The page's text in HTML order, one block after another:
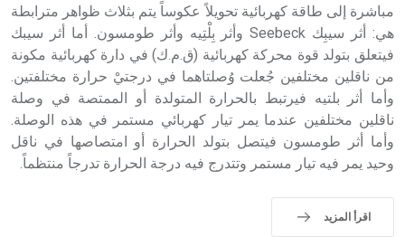
الملوك الذين حكموا مدينة إديسا (الرها) من أبجر الأول وحتى
التاسع، وهم ينتسبون إلى أسرة أوسروين
- هل تعلم أن الأبجدية الكنعانية تتألف من /22/ علامة كتابية
sign تكتب منفصلة غير متصلة، وتعتمد المبدأ الأكوروفوني،
حيث تقتصر القيمة الصوتية للعلامة الك
مباشرة إلى طاقة كهربائية تحويلاً عكوساً يتم بثلاث ظواهر مترابطة
هي: أثر سيبِك Seebeck وأثر بِلْتِيه وأثر طومسون. أما أثر سيبك
فيتعلق بتولد قوة محركة كهربائية (ق.م.ك) في دارة كهربائية مكونة
من ناقلين مختلفين جُعلت وُصلتاهما في درجتيْ حرارة مختلفتين.
وأما أثر بلتيه فيرتبط بالحرارة المتولدة أو الممتصة في وصلة
ناقلين مختلفين عندما يمر تيار كهربائي مستمر في هذه الوصلة.
وأما أثر طومسون فيتصل بتولد الحرارة أو امتصاصها في ناقل
وحيد يمر فيه تيار مستمر وتتدرج فيه درجة الحرارة تدرجاً منتظماً.
اقرأ المزيد